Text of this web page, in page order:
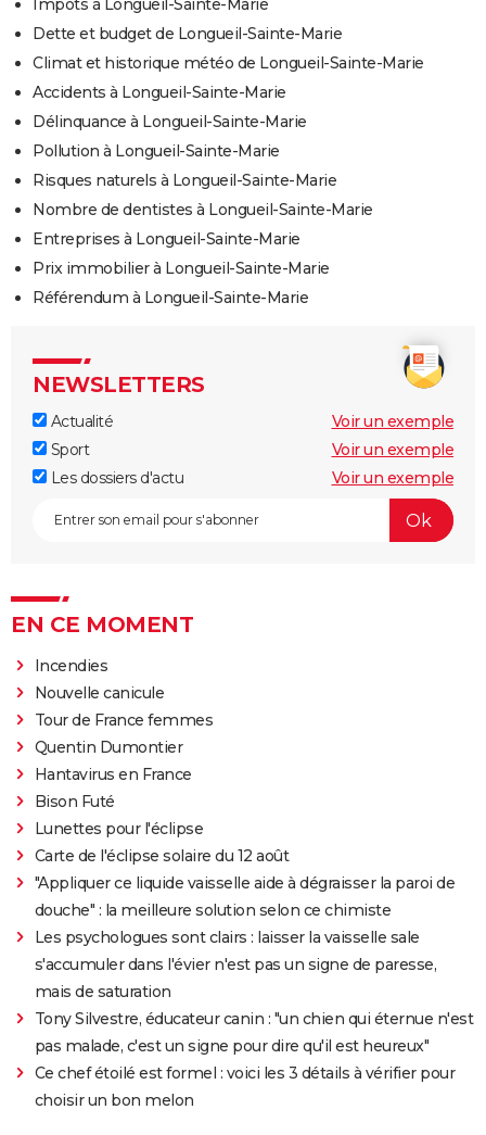
Impôts à Longueil-Sainte-Marie
Dette et budget de Longueil-Sainte-Marie
Climat et historique météo de Longueil-Sainte-Marie
Accidents à Longueil-Sainte-Marie
Délinquance à Longueil-Sainte-Marie
Pollution à Longueil-Sainte-Marie
Risques naturels à Longueil-Sainte-Marie
Nombre de dentistes à Longueil-Sainte-Marie
Entreprises à Longueil-Sainte-Marie
Prix immobilier à Longueil-Sainte-Marie
Référendum à Longueil-Sainte-Marie
NEWSLETTERS
Actualité
Voir un exemple
Sport
Voir un exemple
Les dossiers d'actu
Voir un exemple
EN CE MOMENT
Incendies
Nouvelle canicule
Tour de France femmes
Quentin Dumontier
Hantavirus en France
Bison Futé
Lunettes pour l'éclipse
Carte de l'éclipse solaire du 12 août
"Appliquer ce liquide vaisselle aide à dégraisser la paroi de
douche" : la meilleure solution selon ce chimiste
Les psychologues sont clairs : laisser la vaisselle sale
s'accumuler dans l'évier n'est pas un signe de paresse,
mais de saturation
Tony Silvestre, éducateur canin : "un chien qui éternue n'est
pas malade, c'est un signe pour dire qu'il est heureux"
Ce chef étoilé est formel : voici les 3 détails à vérifier pour
choisir un bon melon